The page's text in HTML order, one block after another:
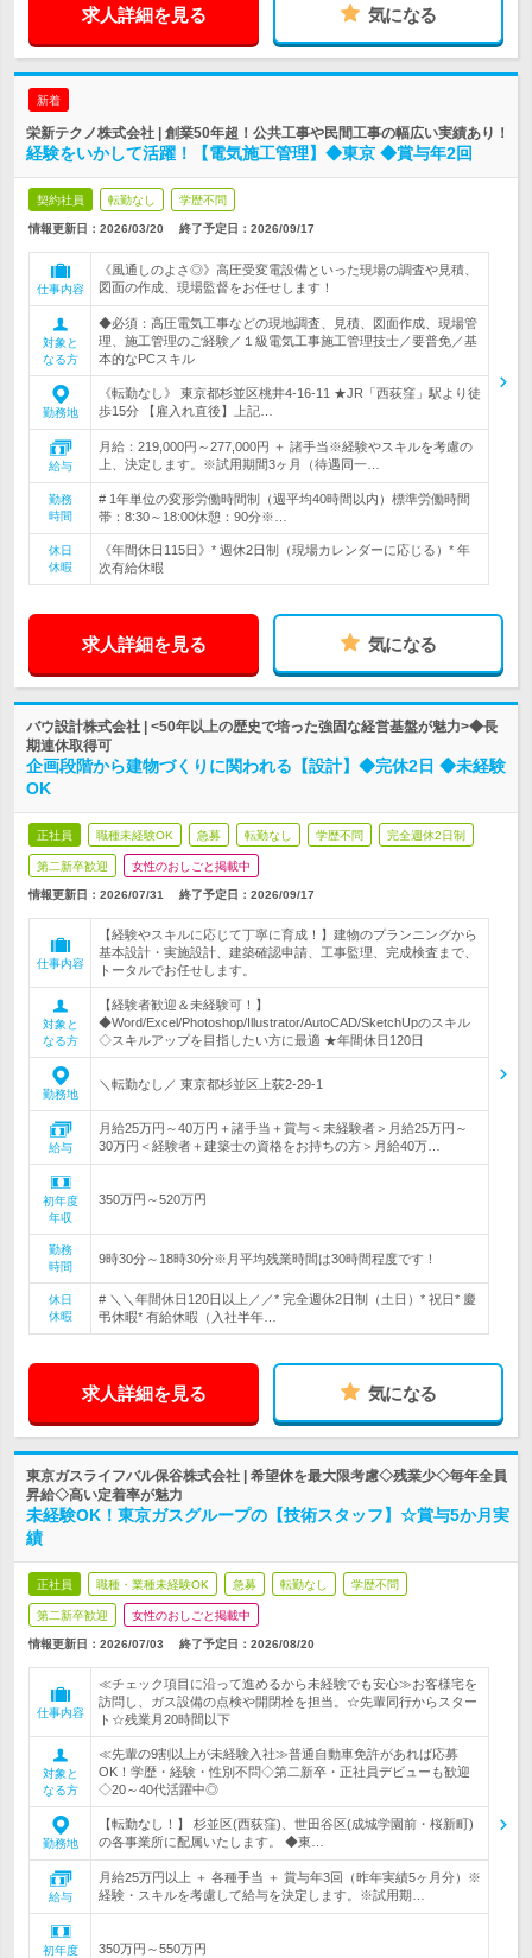
求人詳細を見る 気になる
新着
栄新テクノ株式会社 | 創業50年超！公共工事や民間工事の幅広い実績あり！
経験をいかして活躍！【電気施工管理】◆東京 ◆賞与年2回
契約社員 転勤なし 学歴不問
情報更新日：2026/03/20 終了予定日： 2026/09/17
仕事内容
《風通しのよさ◎》高圧受変電設備といった現場の調査や見積、
図面の作成、現場監督をお任せします！
対象と
なる方
◆必須：高圧電気工事などの現地調査、見積、図面作成、現場管
理、施工管理のご経験／１級電気工事施工管理技士／要普免／基
本的なPCスキル
勤務地
《転勤なし》 東京都杉並区桃井4-16-11 ★JR「西荻窪」駅より徒
歩15分 【雇入れ直後】上記…
給与
月給：219,000円～277,000円 ＋ 諸手当※経験やスキルを考慮の
上、決定します。※試用期間3ヶ月（待遇同一…
勤務
時間
# 1年単位の変形労働時間制（週平均40時間以内）標準労働時間
帯：8:30～18:00休憩：90分※…
休日
休暇
《年間休日115日》* 週休2日制（現場カレンダーに応じる）* 年
次有給休暇
求人詳細を見る 気になる
バウ設計株式会社 | <50年以上の歴史で培った強固な経営基盤が魅力>◆長
期連休取得可
企画段階から建物づくりに関われる【設計】◆完休2日 ◆未経験
OK
正社員 職種未経験OK 急募 転勤なし 学歴不問 完全週休2日制
第二新卒歓迎 女性のおしごと掲載中
情報更新日：2026/07/31 終了予定日： 2026/09/17
仕事内容
【経験やスキルに応じて丁寧に育成！】建物のプランニングから
基本設計・実施設計、建築確認申請、工事監理、完成検査まで、
トータルでお任せします。
対象と
なる方
【経験者歓迎＆未経験可！】
◆Word/Excel/Photoshop/Illustrator/AutoCAD/SketchUpのスキル
◇スキルアップを目指したい方に最適 ★年間休日120日
勤務地
＼転勤なし／ 東京都杉並区上荻2-29-1
給与
月給25万円～40万円＋諸手当＋賞与＜未経験者＞月給25万円～
30万円＜経験者＋建築士の資格をお持ちの方＞月給40万…
初年度
年収
350万円～520万円
勤務
時間
9時30分～18時30分※月平均残業時間は30時間程度です！
休日
休暇
# ＼＼年間休日120日以上／／* 完全週休2日制（土日）* 祝日* 慶
弔休暇* 有給休暇（入社半年…
求人詳細を見る 気になる
東京ガスライフバル保谷株式会社 | 希望休を最大限考慮◇残業少◇毎年全員
昇給◇高い定着率が魅力
未経験OK！東京ガスグループの【技術スタッフ】☆賞与5か月実
績
正社員 職種・業種未経験OK 急募 転勤なし 学歴不問
第二新卒歓迎 女性のおしごと掲載中
情報更新日：2026/07/03 終了予定日： 2026/08/20
仕事内容
≪チェック項目に沿って進めるから未経験でも安心≫お客様宅を
訪問し、ガス設備の点検や開閉栓を担当。☆先輩同行からスター
ト☆残業月20時間以下
対象と
なる方
≪先輩の9割以上が未経験入社≫普通自動車免許があれば応募
OK！学歴・経験・性別不問◇第二新卒・正社員デビューも歓迎
◇20～40代活躍中◎
勤務地
【転勤なし！】 杉並区(西荻窪)、世田谷区(成城学園前・桜新町)
の各事業所に配属いたします。 ◆東…
給与
月給25万円以上 ＋ 各種手当 ＋ 賞与年3回（昨年実績5ヶ月分）※
経験・スキルを考慮して給与を決定します。※試用期…
初年度
350万円～550万円